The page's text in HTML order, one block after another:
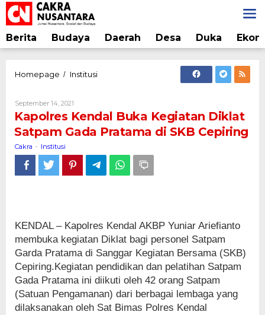
Lewati
ke
konten
Berita Budaya Daerah Desa Duka
Homepage / InstitusiKapolres
Diklat
Satpam
Pratama
di
September 14, 2021
Cakra
Kapolres Kendal Buka Kegiatan Diklat
Satpam Gada Pratama di SKB Cepiring
Cakra - Institusi
KENDAL – Kapolres Kendal AKBP Yuniar Ariefianto
membuka kegiatan Diklat bagi personel Satpam
Garda Pratama di Sanggar Kegiatan Bersama (SKB)
Cepiring.Kegiatan pendidikan dan pelatihan Satpam
Gada Pratama ini diikuti oleh 42 orang Satpam
(Satuan Pengamanan) dari berbagai lembaga yang
dilaksanakan oleh Sat Bimas Polres Kendal